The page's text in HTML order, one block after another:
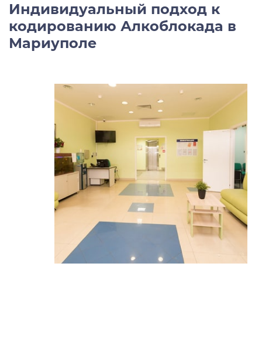
Индивидуальный подход к
кодированию Алкоблокада в
Мариуполе